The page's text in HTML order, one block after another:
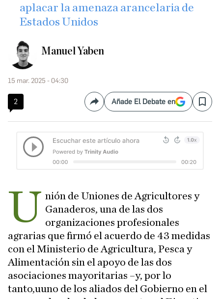
aplacar la amenaza arancelaria de
Estados Unidos
Manuel Yaben
15 mar. 2025 - 04:30
2 CompartirAñade El Debate en Save
U nión de Uniones de Agricultores y
Ganaderos, una de las dos
organizaciones profesionales
agrarias que firmó el acuerdo de 43 medidas
con el Ministerio de Agricultura, Pesca y
Alimentación sin el apoyo de las dos
asociaciones mayoritarias –y, por lo
tanto,uuno de los aliados del Gobierno en el